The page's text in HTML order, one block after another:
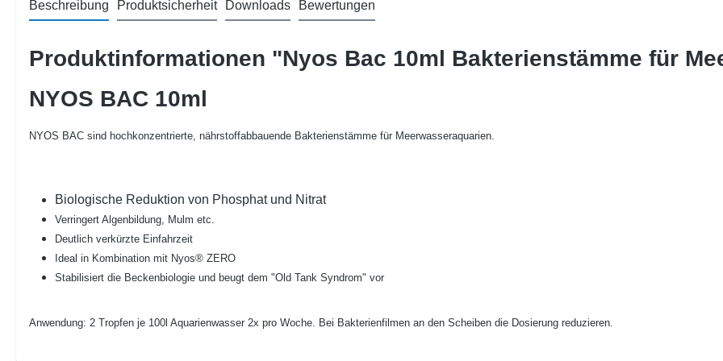
Beschreibung Produktsicherheit Downloads Bewertungen
Produktinformationen "Nyos Bac 10ml Bakterienstämme für
NYOS BAC 10ml
NYOS BAC sind hochkonzentrierte, nährstoffabbauende Bakterienstämme für Meerwasseraquarien.
Biologische Reduktion von Phosphat und Nitrat
Verringert Algenbildung, Mulm etc.
Deutlich verkürzte Einfahrzeit
Ideal in Kombination mit Nyos® ZERO
Stabilisiert die Beckenbiologie und beugt dem "Old Tank Syndrom" vor
Anwendung: 2 Tropfen je 100l Aquarienwasser 2x pro Woche. Bei Bakterienfilmen an den Scheiben die Dosierung reduzieren.